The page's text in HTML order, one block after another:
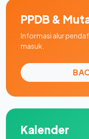
PPDB &
Informasi alur
masuk.
Kalender